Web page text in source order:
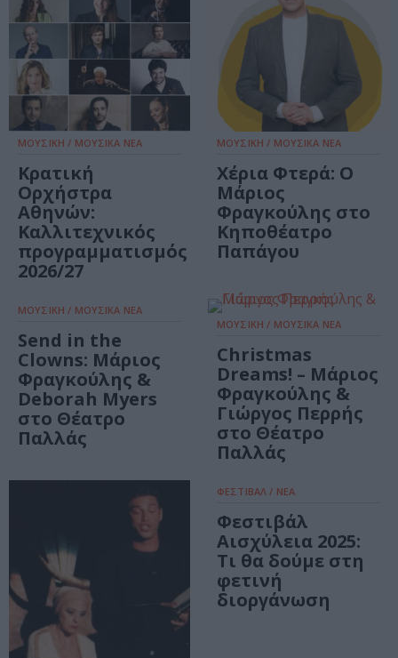
ΜΟΥΣΙΚΗ / ΜΟΥΣΙΚΑ ΝΕΑ
Κρατική
Ορχήστρα
Αθηνών:
Καλλιτεχνικός
προγραμματισμός
2026/27
ΜΟΥΣΙΚΗ / ΜΟΥΣΙΚΑ ΝΕΑ
Χέρια Φτερά: Ο
Μάριος
Φραγκούλης στο
Κηποθέατρο
Παπάγου
ΜΟΥΣΙΚΗ / ΜΟΥΣΙΚΑ ΝΕΑ
Send in the
Clowns: Μάριος
Φραγκούλης &
Deborah Myers
στο Θέατρο
Παλλάς
ΜΟΥΣΙΚΗ / ΜΟΥΣΙΚΑ ΝΕΑ
Christmas
Dreams​! – Μάριος
Φραγκούλης &
Γιώργος Περρής
στο Θέατρο
Παλλάς
ΦΕΣΤΙΒΑΛ / ΝΕΑ
Φεστιβάλ
Αισχύλεια 2025:
Τι θα δούμε στη
φετινή
διοργάνωση